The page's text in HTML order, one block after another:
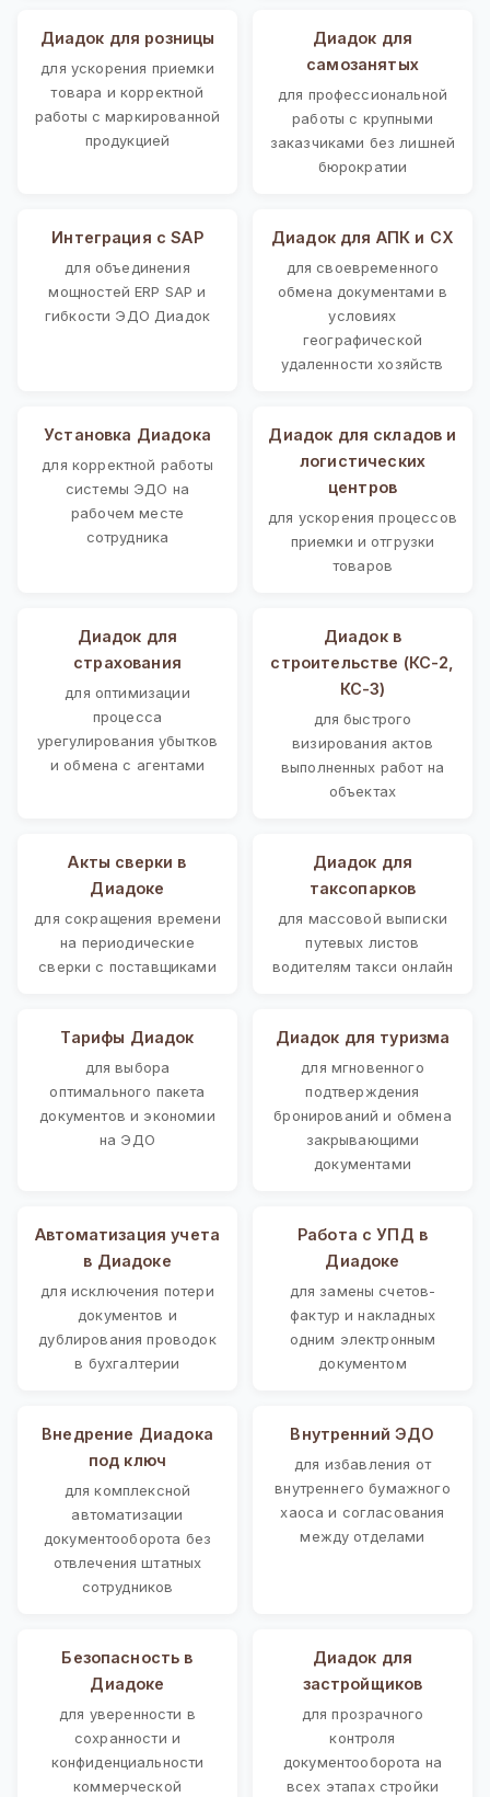
Диадок для розницы
для ускорения приемки
товара и корректной
работы с маркированной
продукцией
Диадок для
самозанятых
для профессиональной
работы с крупными
заказчиками без лишней
бюрократии
Интеграция с SAP
для объединения
мощностей ERP SAP и
гибкости ЭДО Диадок
Диадок для АПК и СХ
для своевременного
обмена документами в
условиях
географической
удаленности хозяйств
Установка Диадока
для корректной работы
системы ЭДО на
рабочем месте
сотрудника
Диадок для складов и
логистических
центров
для ускорения процессов
приемки и отгрузки
товаров
Диадок для
страхования
для оптимизации
процесса
урегулирования убытков
и обмена с агентами
Диадок в
строительстве (КС-2,
КС-3)
для быстрого
визирования актов
выполненных работ на
объектах
Акты сверки в
Диадоке
для сокращения времени
на периодические
сверки с поставщиками
Диадок для
таксопарков
для массовой выписки
путевых листов
водителям такси онлайн
Тарифы Диадок
для выбора
оптимального пакета
документов и экономии
на ЭДО
Диадок для туризма
для мгновенного
подтверждения
бронирований и обмена
закрывающими
документами
Автоматизация учета
в Диадоке
для исключения потери
документов и
дублирования проводок
в бухгалтерии
Работа с УПД в
Диадоке
для замены счетов-
фактур и накладных
одним электронным
документом
Внедрение Диадока
под ключ
для комплексной
автоматизации
документооборота без
отвлечения штатных
сотрудников
Внутренний ЭДО
для избавления от
внутреннего бумажного
хаоса и согласования
между отделами
Безопасность в
Диадоке
для уверенности в
сохранности и
конфиденциальности
коммерческой
Диадок для
застройщиков
для прозрачного
контроля
документооборота на
всех этапах стройки